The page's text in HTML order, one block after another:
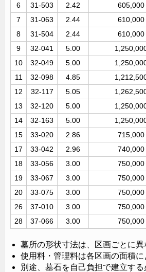
6
31-503 2.42 605,000
7
31-063 2.44 610,000
8
31-504 2.44 610,000
9
32-041 5.00
10
32-049 5.00
11
32-098 4.85
12
32-117 5.05
13
32-120 5.00
14
32-163 5.00
15
33-020 2.86 715,000
17
33-042 2.96 740,000
18
33-056 3.00 750,000
19
33-067 3.00 750,000
20
33-075 3.00 750,000
26
37-010 3.00 750,000
28
37-066 3.00 750,000
墓所の形状寸法は、区画ごとに異
使用料・管理料は各区画の面積
別途、墓石を自己負担で建立す